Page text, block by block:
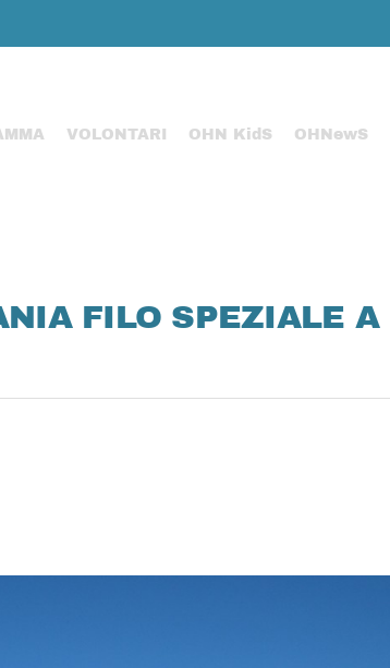
VOLONTARI OHN KidS OHNewS
FILO SPEZIALE A